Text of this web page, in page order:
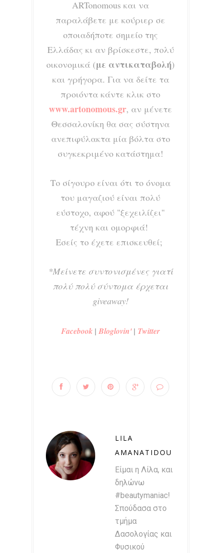
ARTonomous και να
παραλάβετε με κούριερ σε
οποιαδήποτε σημείο της
Ελλάδας κι αν βρίσκεστε, πολύ
οικονομικά (με αντικαταβολή)
και γρήγορα. Για να δείτε τα
προιόντα κάντε κλικ στο
www.artonomous.gr, αν μένετε
Θεσσαλονίκη θα σας σύστηνα
ανεπιφύλακτα μία βόλτα στο
συγκεκριμένο κατάστημα!
Το σίγουρο είναι ότι το όνομα
του μαγαζιού είναι πολύ
εύστοχο, αφού "ξεχειλίζει"
τέχνη και ομορφιά!
Εσείς το έχετε επισκευθεί;
*Μείνετε συντονισμένες γιατί
πολύ πολύ σύντομα έρχεται
giveaway!
Facebook | Bloglovin' | Twitter
LILA
AMANATIDOU
Είμαι η Λίλα, και
δηλώνω
#beautymaniac!
Σπούδασα στο
τμήμα
Δασολογίας και
Φυσικού